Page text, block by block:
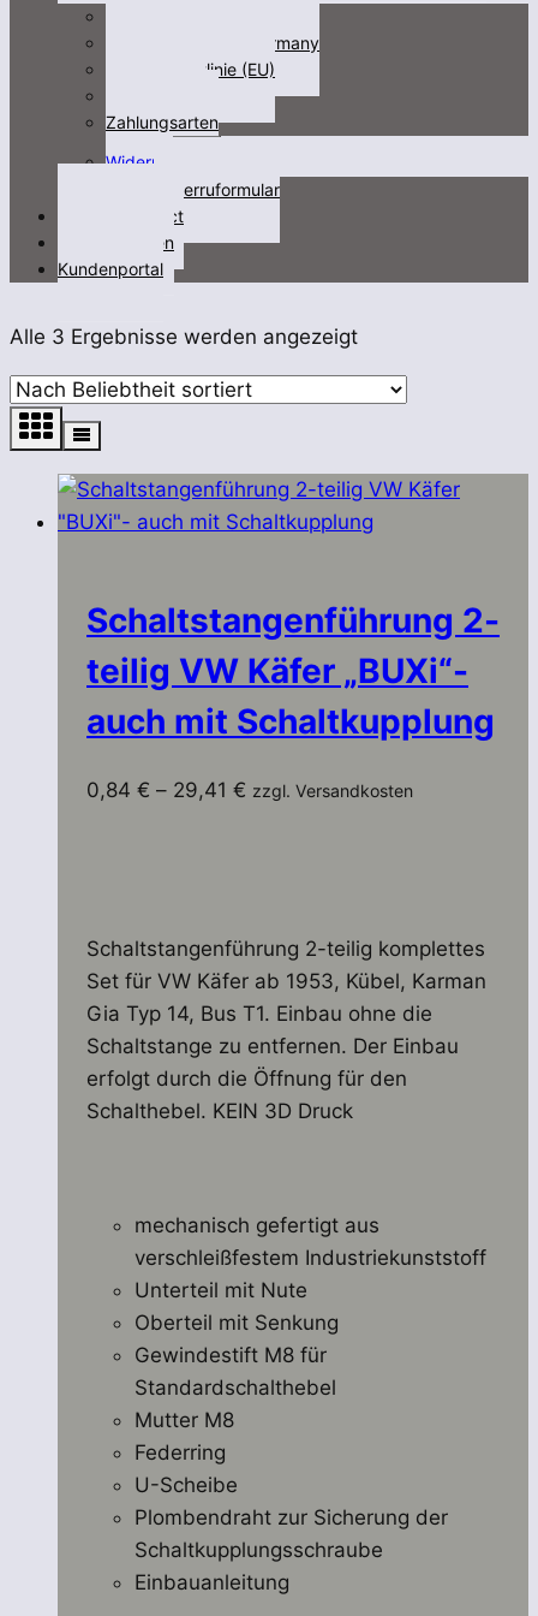
Fracht/freight not Germany
Cookie-Richtlinie (EU)
Zahlungsarten
Widerruf
Widerruformular
Kontakt/contact
Videos/Medien
Kundenportal
Alle 3 Ergebnisse werden angezeigtNach
sortiert
Schaltstangenführung 2-
teilig VW Käfer „BUXi“-
auch mit Schaltkupplung
0,84 € – 29,41 € zzgl. Versandkosten
Schaltstangenführung 2-teilig komplettes
Set für VW Käfer ab 1953, Kübel, Karman
Gia Typ 14, Bus T1. Einbau ohne die
Schaltstange zu entfernen. Der Einbau
erfolgt durch die Öffnung für den
Schalthebel. KEIN 3D Druck
mechanisch gefertigt aus
verschleißfestem Industriekunststoff
Unterteil mit Nute
Oberteil mit Senkung
Gewindestift M8 für
Standardschalthebel
Mutter M8
Federring
U-Scheibe
Plombendraht zur Sicherung der
Schaltkupplungsschraube
Einbauanleitung